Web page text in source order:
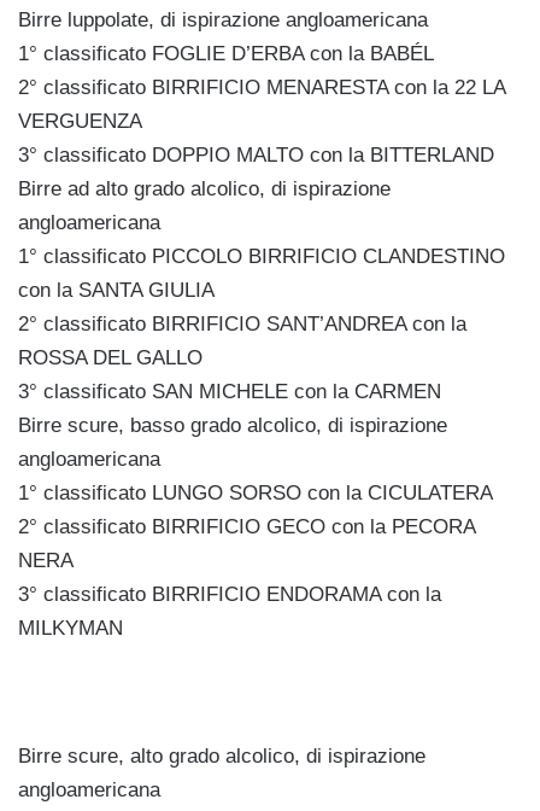
Birre luppolate, di ispirazione angloamericana
1° classificato FOGLIE D’ERBA con la BABÉL
2° classificato BIRRIFICIO MENARESTA con la 22 LA
VERGUENZA
3° classificato DOPPIO MALTO con la BITTERLAND
Birre ad alto grado alcolico, di ispirazione
angloamericana
1° classificato PICCOLO BIRRIFICIO CLANDESTINO
con la SANTA GIULIA
2° classificato BIRRIFICIO SANT’ANDREA con la
ROSSA DEL GALLO
3° classificato SAN MICHELE con la CARMEN
Birre scure, basso grado alcolico, di ispirazione
angloamericana
1° classificato LUNGO SORSO con la CICULATERA
2° classificato BIRRIFICIO GECO con la PECORA
NERA
3° classificato BIRRIFICIO ENDORAMA con la
MILKYMAN
Birre scure, alto grado alcolico, di ispirazione
angloamericana